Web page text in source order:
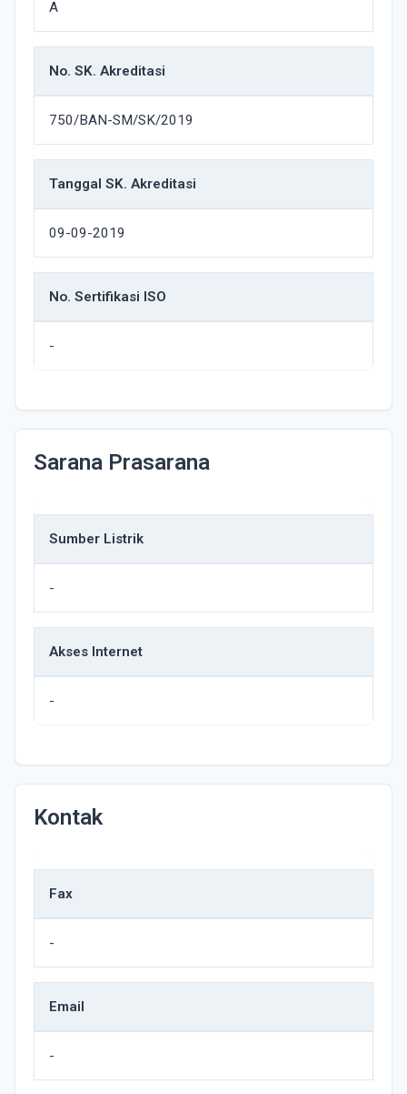
A
No. SK. Akreditasi
750/BAN-SM/SK/2019
Tanggal SK. Akreditasi
09-09-2019
No. Sertifikasi ISO
-
Sarana Prasarana
Sumber Listrik
-
Akses Internet
-
Kontak
Fax
-
Email
-